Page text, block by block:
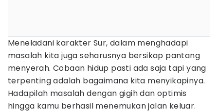
Meneladani karakter Sur, dalam menghadapi
masalah kita juga seharusnya bersikap pantang
menyerah. Cobaan hidup pasti ada saja tapi yang
terpenting adalah bagaimana kita menyikapinya.
Hadapilah masalah dengan gigih dan optimis
hingga kamu berhasil menemukan jalan keluar.